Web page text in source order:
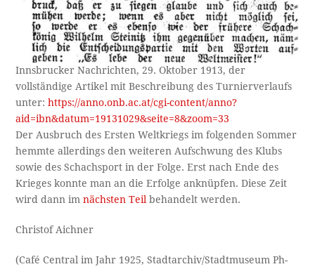
Innsbrucker Nachrichten, 29. Oktober 1913, der
vollständige Artikel mit Beschreibung des Turnierverlaufs
unter:https://anno.onb.ac.at/cgi-content/anno?
aid=ibn&datum=19131029&seite=8&zoom=33
Der Ausbruch des Ersten Weltkriegs im folgenden Sommer
hemmte allerdings den weiteren Aufschwung des Klubs
sowie des Schachsport in der Folge. Erst nach Ende des
Krieges konnte man an die Erfolge anknüpfen. Diese Zeit
wird dann imnächsten Teil behandelt werden.
Christof Aichner
(Café Central im Jahr 1925, Stadtarchiv/Stadtmuseum Ph-